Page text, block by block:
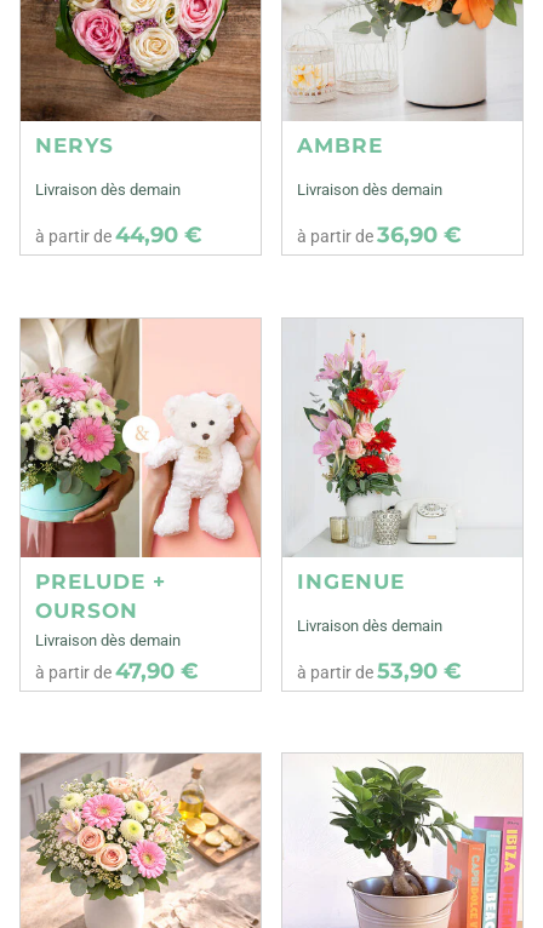
NERYS
Livraison dès demain
à partir de44,90 €
AMBRE
Livraison dès demain
à partir de36,90 €
PRELUDE +
OURSON
Livraison dès demain
à partir de47,90 €
INGENUE
Livraison dès demain
à partir de53,90 €